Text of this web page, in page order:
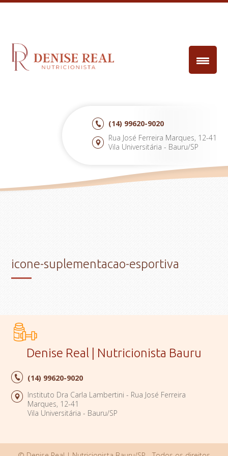
(14) 99620-9020
Rua José Ferreira Marques, 12-41
Vila Universitária - Bauru/SP
icone-suplementacao-esportiva
Denise Real | Nutricionista Bauru
(14) 99620-9020
Instituto Dra Carla Lambertini - Rua José Ferreira
Marques, 12-41
Vila Universitária - Bauru/SP